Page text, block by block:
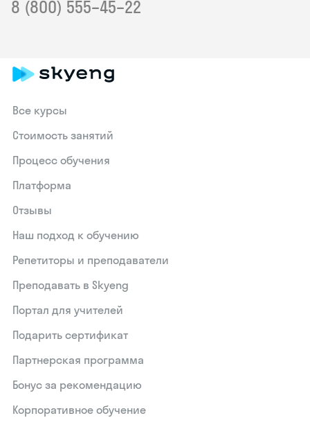
8 (800) 555–45–22
Все курсы
Стоимость занятий
Процесс обучения
Платформа
Отзывы
Наш подход к обучению
Репетиторы и преподаватели
Преподавать в Skyeng
Портал для учителей
Подарить сертификат
Партнерская программа
Бонус за рекомендацию
Корпоративное обучение